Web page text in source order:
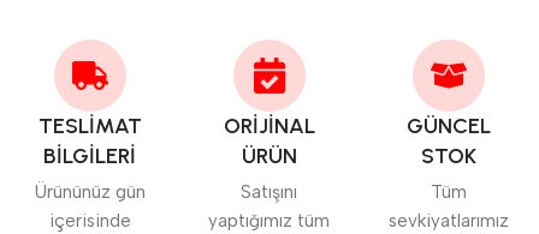
TESLİMAT
BİLGİLERİ
Ürününüz gün
içerisinde
ORİJİNAL
ÜRÜN
Satışını
yaptığımız tüm
GÜNCEL
STOK
Tüm
sevkiyatlarımız